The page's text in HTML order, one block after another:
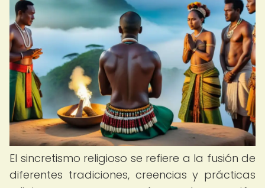
El sincretismo religioso se refiere a la fusión de
diferentes tradiciones, creencias y prácticas